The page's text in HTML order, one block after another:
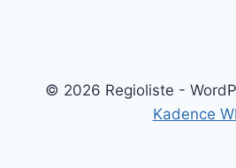
© 2026 Regioliste -
Kadence